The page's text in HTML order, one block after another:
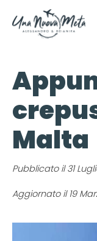
Malta
Pubblicato il31
Aggiornato il 19